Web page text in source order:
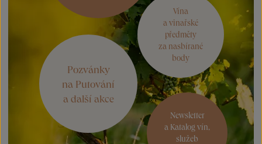
Vína
a vinařské
předměty
za nasbírané
body
Pozvánky
na Putování
a další akce
Newsletter
a Katalog vín,
služeb